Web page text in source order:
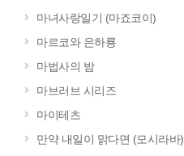
마녀사랑일기 (마죠코이)
마르코와 은하룡
마법사의 밤
마브러브 시리즈
마이테츠
만약 내일이 맑다면 (모시라바)